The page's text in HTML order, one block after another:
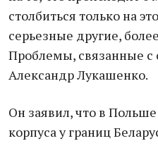
столбиться только на
серьезные другие,
Проблемы, связанные с
Александр Лукашенко.
Он заявил, что в
корпуса у границ